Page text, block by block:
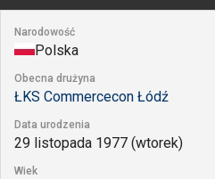
Narodowość
Polska
Obecna drużyna
ŁKS Commercecon Łódź
Data urodzenia
29 listopada 1977 (wtorek)
Wiek